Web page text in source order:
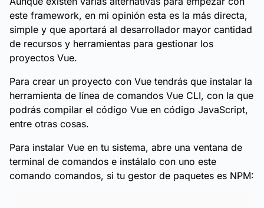
este framework, en mi opinión esta es la más directa,
simple y que aportará al desarrollador mayor cantidad
de recursos y herramientas para gestionar los
proyectos Vue.
Para crear un proyecto con Vue tendrás que instalar la
herramienta de línea de comandos Vue CLI, con la que
podrás compilar el código Vue en código JavaScript,
entre otras cosas.
Para instalar Vue en tu sistema, abre una ventana de
terminal de comandos e instálalo con uno este
comando comandos, si tu gestor de paquetes es NPM: